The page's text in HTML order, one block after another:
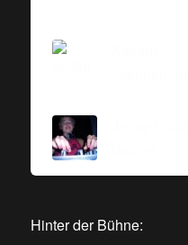
Hinter der Bühne: